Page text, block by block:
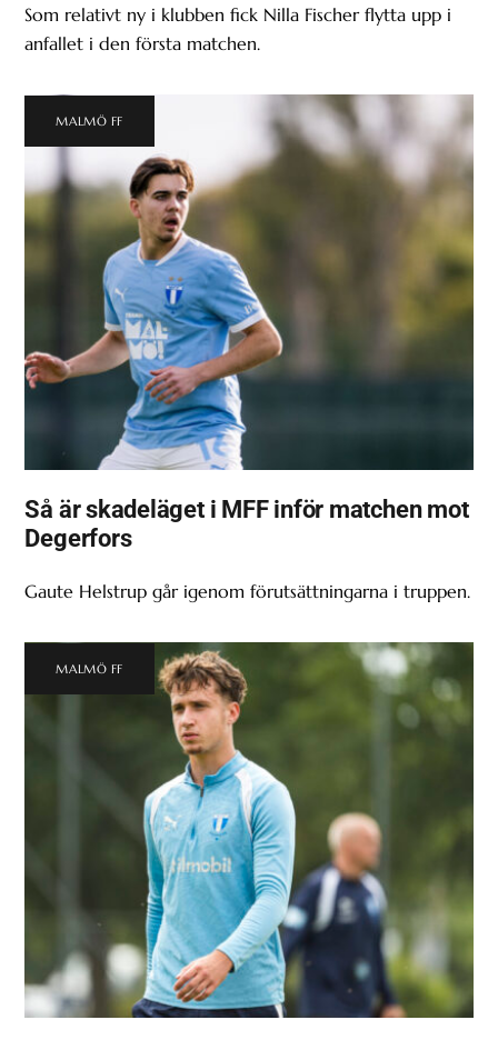
Som relativt ny i klubben fick Nilla Fischer flytta upp i
anfallet i den första matchen.
MALMÖ FF
Så är skadeläget i MFF inför matchen mot
Degerfors
Gaute Helstrup går igenom förutsättningarna i truppen.
MALMÖ FF